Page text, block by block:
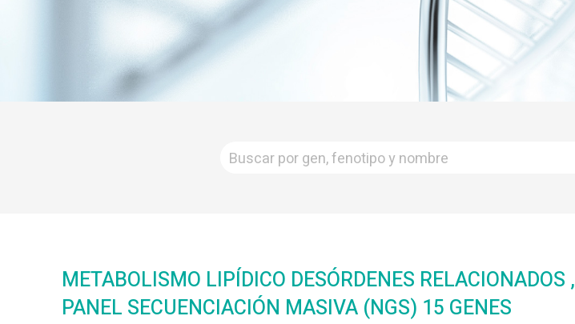
METABOLISMO LIPÍDICO DESÓRDENES RELACIONADOS ,
PANEL SECUENCIACIÓN MASIVA (NGS) 15 GENES